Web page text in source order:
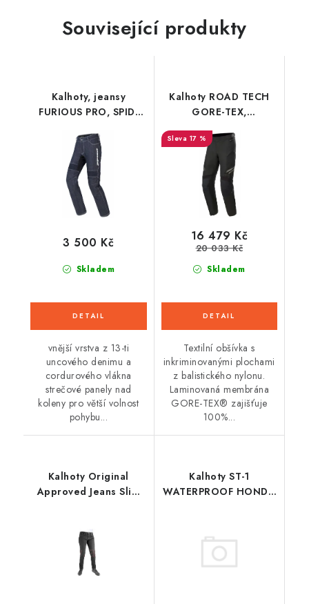
Související produkty
Kalhoty, jeansy
FURIOUS PRO, SPIDI
Skladem
3 500 Kč
vnější vrstva z 13-ti
uncového denimu a
cordurového vlákna
strečové panely nad
koleny pro větší volnost
pohybu...
Kalhoty ROAD TECH
GORE-TEX,
ALPINESTARS (černá/
černá)
17 %
Skladem
16 479 Kč
20 033 Kč
Textilní obšívka s
inkriminovanými plochami
z balistického nylonu.
Laminovaná membrána
GORE-TEX® zajišťuje
100%...
Kalhoty Original
Approved Jeans Slim
Kalhoty ST-1
WATERPROOF HONDA
černá/červená) 2026